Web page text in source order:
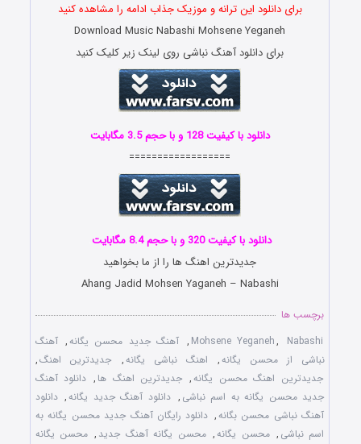
برای دانلود این ترانه و موزیک جذاب ادامه را مشاهده کنید
Download Music Nabashi Mohsene Yeganeh
برای دانلود آهنگ نباشی روی لینک زیر کلیک کنید
دانلود با کیفیت 128 و با حجم 3.5 مگابایت
==================
دانلود با کیفیت 320 و با حجم 8.4 مگابایت
جدیدترین اهنگ ها را از ما بخواهید
Ahang Jadid Mohsen Yaganeh – Nabashi
برچسب ها
Mohsene Yeganeh, Nabashi
, آهنگ جدید محسن یگانه, آهنگ
نباشی از محسن یگانه, اهنگ نباشی یگانه, جدیدترین اهنگ,
جدیدترین اهنگ محسن یگانه, جدیدترین اهنگ ها , دانلود آهنگ
جدید محسن یگانه به اسم نباشی , دانلود آهنگ جدید یگانه, دانلود
آهنگ نباشی محسن بگانه, دانلود رایگان آهنگ جدید محسن یگانه به
اسم نباشی , محسن یگانه, محسن یگانه آهنگ جدید , محسن یگانه